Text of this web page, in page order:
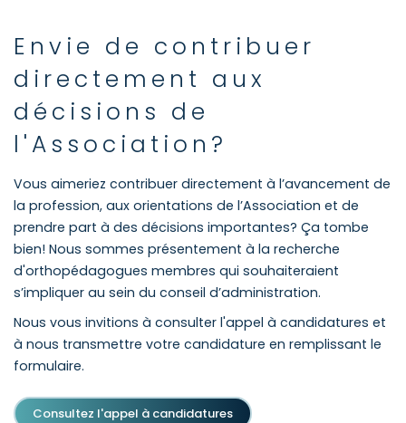
Envie de contribuer
directement aux
décisions de
l'Association?
Vous aimeriez contribuer directement à l’avancement de
la profession, aux orientations de l’Association et de
prendre part à des décisions importantes? Ça tombe
bien! Nous sommes présentement à la recherche
d'orthopédagogues membres qui souhaiteraient
s’impliquer au sein du conseil d’administration.
Nous vous invitions à consulter l'appel à candidatures et
à nous transmettre votre candidature en remplissant le
formulaire.
Consultez l'appel à candidatures